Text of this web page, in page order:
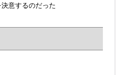
意するのだった